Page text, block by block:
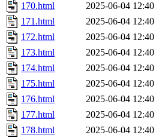
170.html
2025-06-04 12:40
171.html
2025-06-04 12:40
172.html
2025-06-04 12:40
173.html
2025-06-04 12:40
174.html
2025-06-04 12:40
175.html
2025-06-04 12:40
176.html
2025-06-04 12:40
177.html
2025-06-04 12:40
178.html
2025-06-04 12:40